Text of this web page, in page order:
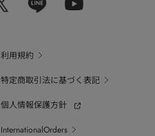
利用規約
特定商取引法に基づく表記
個人情報保護方針
InternationalOrders